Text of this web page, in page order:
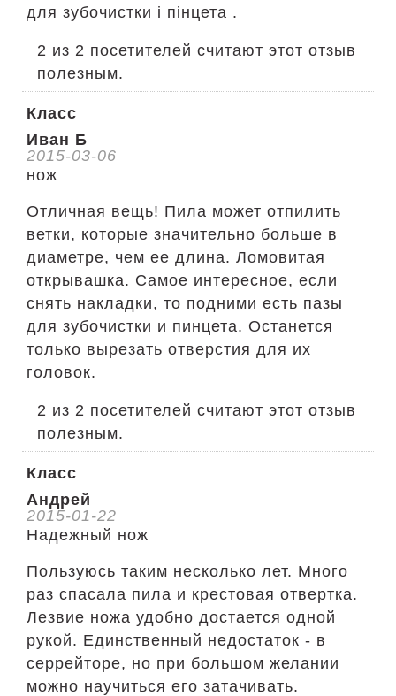
для зубочистки і пінцета .
2 из 2 посетителей считают этот отзыв
полезным.
Класс
Иван Б
2015-03-06
нож
Отличная вещь! Пила может отпилить
ветки, которые значительно больше в
диаметре, чем ее длина. Ломовитая
открывашка. Самое интересное, если
снять накладки, то подними есть пазы
для зубочистки и пинцета. Останется
только вырезать отверстия для их
головок.
2 из 2 посетителей считают этот отзыв
полезным.
Класс
Андрей
2015-01-22
Надежный нож
Пользуюсь таким несколько лет. Много
раз спасала пила и крестовая отвертка.
Лезвие ножа удобно достается одной
рукой. Единственный недостаток - в
серрейторе, но при большом желании
можно научиться его затачивать.